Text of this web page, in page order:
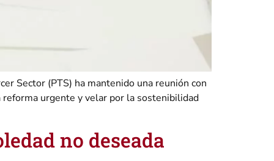
Sector (PTS) ha mantenido una reunión con
urgente y velar por la sostenibilidad
no deseada